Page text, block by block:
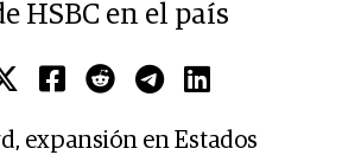
HSBC en el país
expansión en Estados